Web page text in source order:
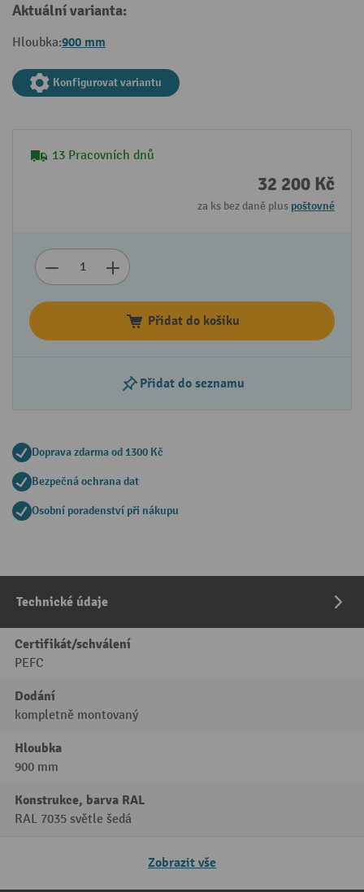
Aktuální varianta:
Hloubka:900 mm
Konfigurovat variantu
13 Pracovních dnů
32 200 Kč
za ks bez daně plus poštovné
Přidat do košíku
Přidat do seznamu
Doprava zdarma od 1300 Kč
Bezpečná ochrana dat
Osobní poradenství při nákupu
Technické údaje
Certifikát/schválení
PEFC
Dodání
kompletně montovaný
Hloubka
900 mm
Konstrukce, barva RAL
RAL 7035 světle šedá
Zobrazit vše